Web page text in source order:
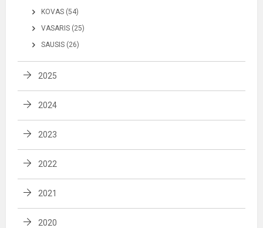
KOVAS (54)
VASARIS (25)
SAUSIS (26)
2025
2024
2023
2022
2021
2020